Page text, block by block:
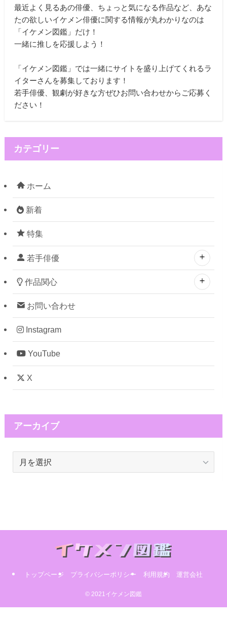
最近よく見るあの俳優、ちょっと気になる作品など、あな
たの欲しいイケメン俳優に関する情報が丸わかりなのは
「イケメン図鑑」だけ！
一緒に推しを応援しよう！
「イケメン図鑑」では一緒にサイトを盛り上げてくれるラ
イターさんを募集しております！
若手俳優、観劇が好きな方ぜひお問い合わせからご応募く
ださい！
カテゴリー
ホーム
新着
特集
若手俳優
作品関心
お問い合わせ
Instagram
YouTube
X
アーカイブ
トップページ プライバシーポリシー 利用規約 運営会社
© 2021イケメン図鑑